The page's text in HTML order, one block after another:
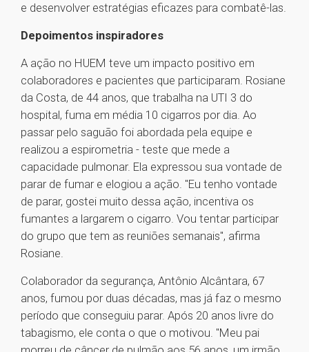
e desenvolver estratégias eficazes para combatê-las.
Depoimentos inspiradores
A ação no HUEM teve um impacto positivo em
colaboradores e pacientes que participaram. Rosiane
da Costa, de 44 anos, que trabalha na UTI 3 do
hospital, fuma em média 10 cigarros por dia. Ao
passar pelo saguão foi abordada pela equipe e
realizou a espirometria - teste que mede a
capacidade pulmonar. Ela expressou sua vontade de
parar de fumar e elogiou a ação. "Eu tenho vontade
de parar, gostei muito dessa ação, incentiva os
fumantes a largarem o cigarro. Vou tentar participar
do grupo que tem as reuniões semanais", afirma
Rosiane.
Colaborador da segurança, Antônio Alcântara, 67
anos, fumou por duas décadas, mas já faz o mesmo
período que conseguiu parar. Após 20 anos livre do
tabagismo, ele conta o que o motivou. "Meu pai